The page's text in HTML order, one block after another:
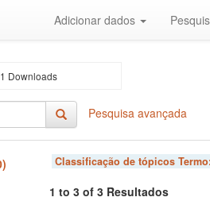
Adicionar dados
Downloads
Pesquisa avançada
Classificação de tópicos Termo:
1 to 3 of 3 Resultados